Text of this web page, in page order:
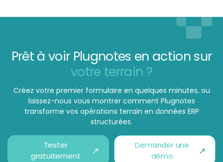
Prêt à voir Plugnotes en action sur
votre terrain ?
Créez votre premier formulaire en quelques minutes, ou
laissez-nous vous montrer comment Plugnotes
transforme vos opérations terrain en données ERP
structurées.
Tester
gratuitement
Demander une
démo